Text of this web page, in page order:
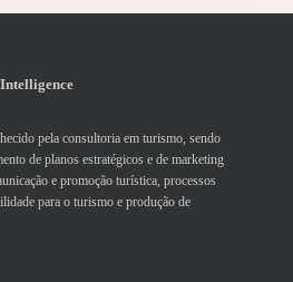
pela consultoria em turismo, sendo
de planos estratégicos e de marketing
e promoção turística, processos
para o turismo e produção de